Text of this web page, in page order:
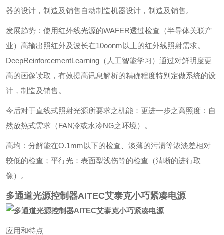
器的设计，制造及销售自动制造机器设计，制造及销售。
发展趋势：使用红外线光源的WAFER透过检查（半导体关联产
业）高输出照红外及波长在10oonm以上的红外线照射需求。
DeepReinforcementLearning（人工智能学习）通过对鲜明度更
高的画像读取，有效提高讯息解析的精确程度特别定做系统的设
计，制造及销售。
今后对于直线式照射光源所要求之机能：更进一步之高照度：自
然放热式需求（FAN冷或水冷NG之环境）。
高均：分解能在O.1mm以下的检查、淡薄的污渍等浓淡差相对
较低的检查；平行光：表面型浅伤等的检查（清晰的进行取
像）。
多通道光源控制器AITEC艾泰克小巧紧凑电源
应用和特点